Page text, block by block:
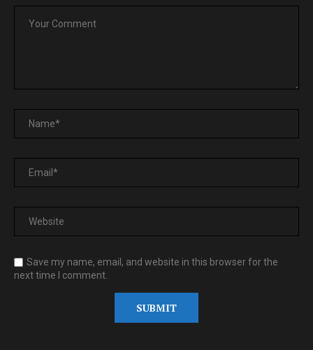
Save my name, email, and website in this browser for the
next time I comment.